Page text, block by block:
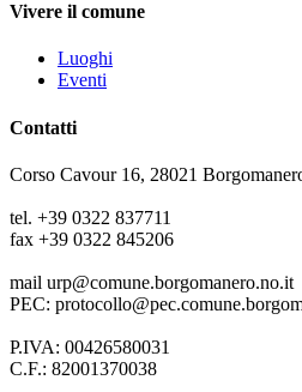
Vivere il comune
Luoghi
Eventi
Contatti
Corso Cavour 16, 28021
tel. +39 0322 837711
fax +39 0322 845206
mail urp@comune.borgomanero.no.it
PEC:
P.IVA: 00426580031
C.F.: 82001370038